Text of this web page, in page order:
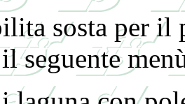
sosta per il
seguente